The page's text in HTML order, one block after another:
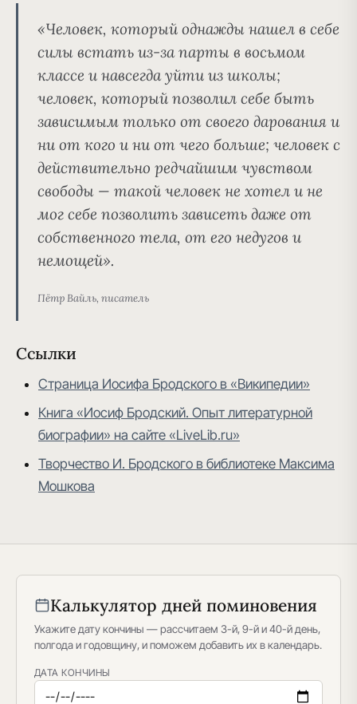
«Человек, который однажды нашел в себе
силы встать из-за парты в восьмом
классе и навсегда уйти из школы;
человек, который позволил себе быть
зависимым только от своего дарования и
ни от кого и ни от чего больше; человек с
действительно редчайшим чувством
свободы — такой человек не хотел и не
мог себе позволить зависеть даже от
собственного тела, от его недугов и
немощей».
Пётр Вайль, писатель
Ссылки
Страница Иосифа Бродского в «Википедии»
Книга «Иосиф Бродский. Опыт литературной
биографии» на сайте «LiveLib.ru»
Творчество И. Бродского в библиотеке Максима
Мошкова
Калькулятор дней поминовения
Укажите дату кончины — рассчитаем 3-й, 9-й и 40-й день,
полгода и годовщину, и поможем добавить их в календарь.
ДАТА КОНЧИНЫ